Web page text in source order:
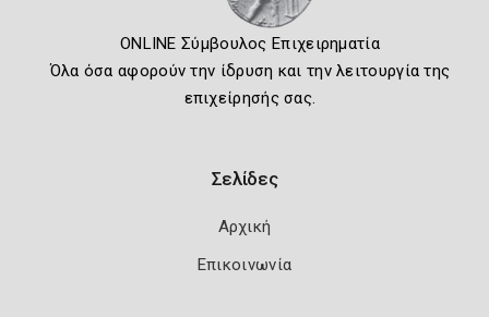
ONLINE Σύμβουλος Επιχειρηματία
Όλα όσα αφορούν την ίδρυση και την λειτουργία της
επιχείρησής σας.
Σελίδες
Αρχική
Επικοινωνία